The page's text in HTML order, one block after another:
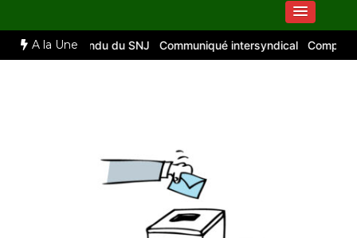
A la Une
: compte rendu du SNJ Communiqué intersyndical Compte-